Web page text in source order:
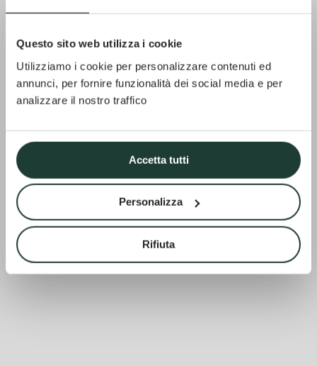
Questo sito web utilizza i cookie
Utilizziamo i cookie per personalizzare contenuti ed
annunci, per fornire funzionalità dei social media e per
analizzare il nostro traffico
Accetta tutti
Personalizza
Rifiuta